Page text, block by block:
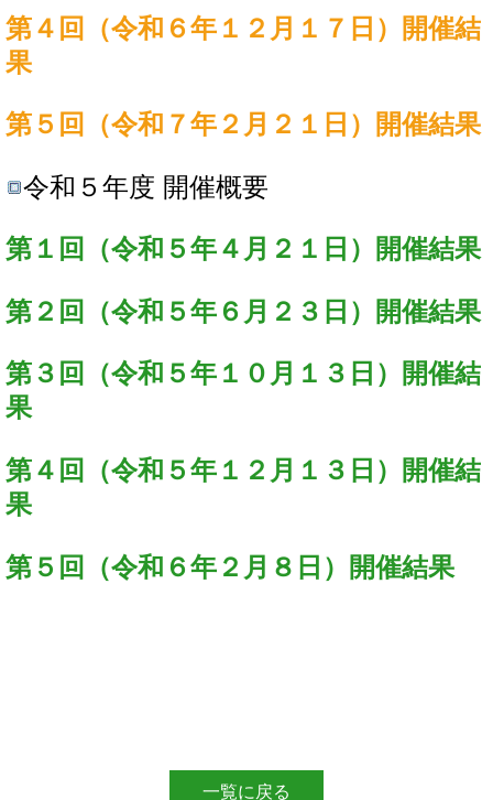
第４回（令和６年１２月１７日）開催結
果
第５回（令和７年２月２１日）開催結果
令和５年度 開催概要
第１回（令和５年４月２１日）開催結果
第２回（令和５年６月２３日）開催結果
第３回（令和５年１０月１３日）開催結
果
第４回（令和５年１２月１３日）開催結
果
第５回（令和６年２月８日）開催結果
一覧に戻る